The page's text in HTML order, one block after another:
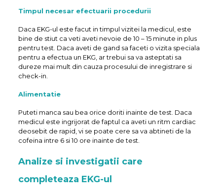
Timpul necesar efectuarii procedurii
Daca EKG-ul este facut in timpul vizitei la medicul, este
bine de stiut ca veti aveti nevoie de 10 – 15 minute in plus
pentru test. Daca aveti de gand sa faceti o vizita speciala
pentru a efectua un EKG, ar trebui sa va asteptati sa
dureze mai mult din cauza procesului de inregistrare si
check-in.
Alimentatie
Puteti manca sau bea orice doriti inainte de test. Daca
medicul este ingrijorat de faptul ca aveti un ritm cardiac
deosebit de rapid, vi se poate cere sa va abtineti de la
cofeina intre 6 si 10 ore inainte de test.
Analize si investigatii care
completeaza EKG-ul